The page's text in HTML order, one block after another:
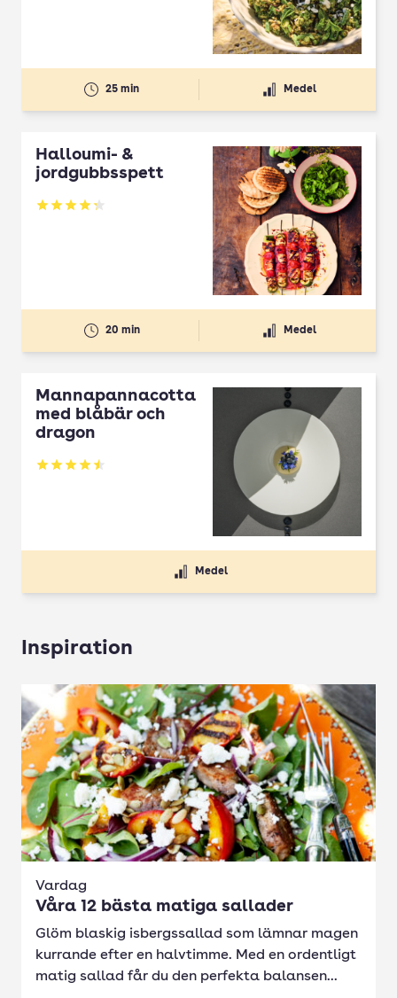
25 min Medel
Halloumi- &
jordgubbsspett
Betyg: 4.3 av 5
20 min Medel
Mannapannacotta
med blåbär och
dragon
Betyg: 4.5 av 5
Medel
Inspiration
Vardag
Våra 12 bästa matiga sallader
Glöm blaskig isbergssallad som lämnar magen
kurrande efter en halvtimme. Med en ordentligt
matig sallad får du den perfekta balansen...